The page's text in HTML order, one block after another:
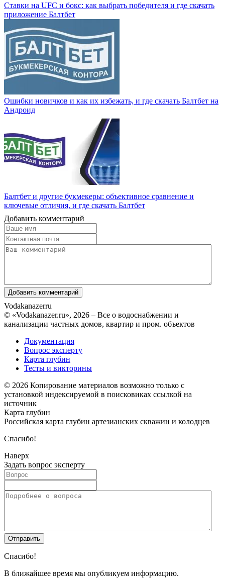
Ставки на UFC и бокс: как выбрать победителя и где скачать
приложение Балтбет
Ошибки новичков и как их избежать, и где скачать Балтбет на
Андроид
Балтбет и другие букмекеры: объективное сравнение и
ключевые отличия, и где скачать Балтбет
Добавить комментарий
Vodakanazerru
© «Vodakanazer.ru», 2026 – Все о водоснабжении и
канализации частных домов, квартир и пром. объектов
Документация
Вопрос эксперту
Карта глубин
Тесты и викторины
© 2026 Копирование материалов возможно только с
установкой индексируемой в поисковиках ссылкой на
источник
Карта глубин
Российская карта глубин артезианских скважин и колодцев
Спасибо!
Наверх
Задать вопрос эксперту
Спасибо!
В ближайшее время мы опубликуем информацию.